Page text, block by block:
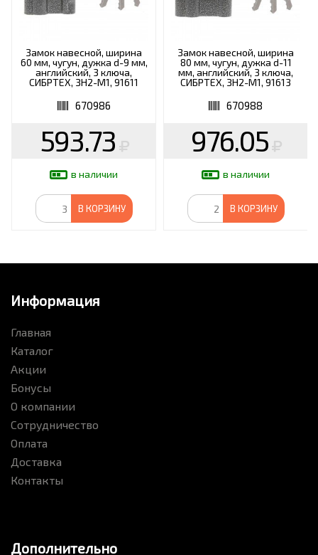
Замок навесной, ширина
60 мм, чугун, дужка d-9 мм,
английский, 3 ключа,
СИБРТЕХ, ЗН2-М1, 91611
670986
593.73
в наличии
В КОРЗИНУ
Замок навесной, ширина
80 мм, чугун, дужка d-11
мм, английский, 3 ключа,
СИБРТЕХ, ЗН2-М1, 91613
670988
976.05
в наличии
В КОРЗИНУ
Информация
Главная
Каталог
Акции
Бонусы
О компании
Сотрудничество
Оплата
Доставка
Контакты
Дополнительно